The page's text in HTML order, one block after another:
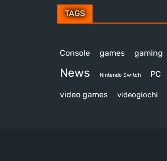
TAGS
Console games gaming
News Nintendo Switch PC
video games videogiochi